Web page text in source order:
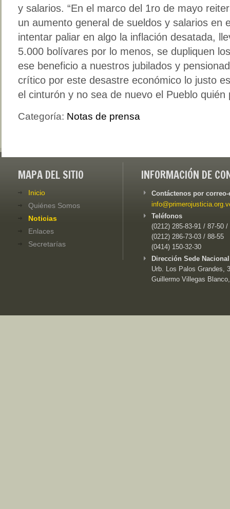
y salarios. “En el marco del 1ro de mayo
un aumento general de sueldos y salarios en
intentar paliar en algo la inflación desatada,
5.000 bolívares por lo menos, se dupliquen
ese beneficio a nuestros jubilados y
crítico por este desastre económico lo justo
el cinturón y no sea de nuevo el Pueblo quién
Categoría: Notas de prensa
MAPA DEL SITIO
Inicio
Quiénes Somos
Noticias
Enlaces
Secretarías
INFORMACIÓN DE
Contáctenos por
Teléfonos
(0212) 285-83-91 / 87-50 /
(0212) 286-73-03 / 88-55
(0414) 150-32-30
Dirección Sede
Urb. Los Palos Grandes,
Guillermo Villegas